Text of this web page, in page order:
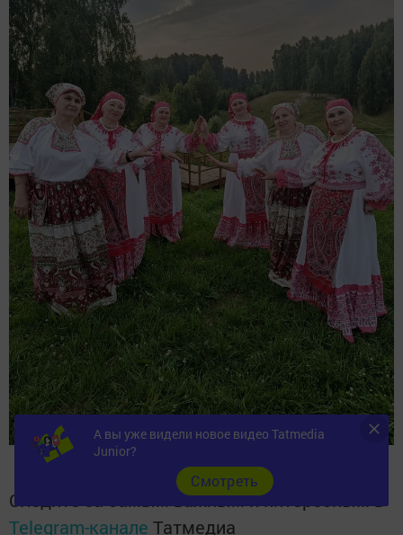
Следите за самым важным и интересным в
Telegram-канале Татмедиа
А вы уже видели новое видео Tatmedia
Junior?
Cмотреть